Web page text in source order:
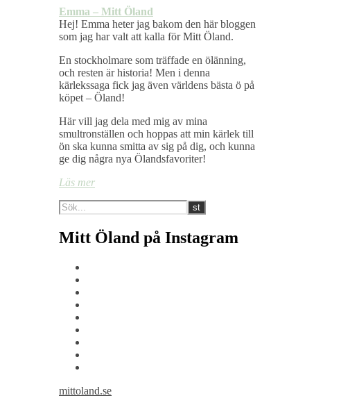
Emma – Mitt Öland
Hej! Emma heter jag bakom den här bloggen
som jag har valt att kalla för Mitt Öland.
En stockholmare som träffade en ölänning,
och resten är historia! Men i denna
kärlekssaga fick jag även världens bästa ö på
köpet – Öland!
Här vill jag dela med mig av mina
smultronställen och hoppas att min kärlek till
ön ska kunna smitta av sig på dig, och kunna
ge dig några nya Ölandsfavoriter!
Läs mer
Mitt Öland på Instagram
mittoland.se